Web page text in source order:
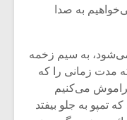
به صدا
می‌شود، به سیم زخمه
مدت زمانی را که
می‌کنیم
تمپو به جلو بیفتد